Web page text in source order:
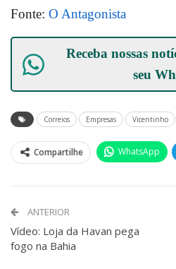
Fonte: O Antagonista
Receba nossas
seu
Correios Empresas Vicentinho
Compartilhe WhatsApp
ANTERIOR
Vídeo: Loja da Havan pega
fogo na Bahia